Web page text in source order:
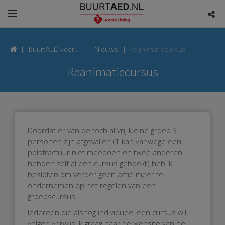
BuurtAED voor
Krekelmeent,
Nieuws Reanimatiecursus
Reanimatiecursus
Doordat er van de toch al vrij kleine groep 3
personen zijn afgevallen (1 kan vanwege een
polsfractuur niet meedoen en twee anderen
hebben zelf al een cursus geboekt) heb ik
besloten om verder geen actie meer te
ondernemen op het regelen van een
groepscursus.
Iedereen die alsnog individueel een cursus wil